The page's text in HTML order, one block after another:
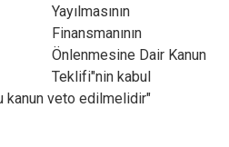
Yayılmasının
Finansmanının
Önlenmesine Dair Kanun
Teklifi"nin kabul
kanun veto edilmelidir"